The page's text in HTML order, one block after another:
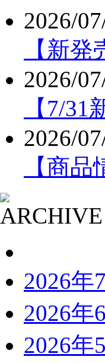
2026/
【新
2026/
【7/
2026/
【商
2026年
2026年
2026年